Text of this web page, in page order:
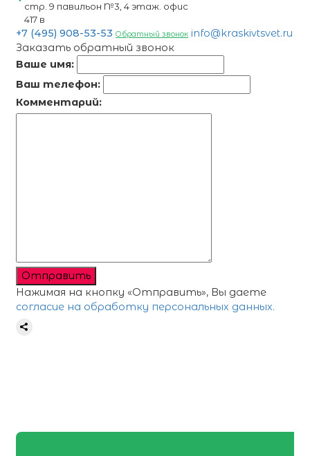
стр. 9 павильон №3, 4 этаж. офис
417 в
+7 (495) 908-53-53 Обратный звонок info@kraskivtsvet.ru
Заказать обратный звонок
Ваше имя:
Ваш телефон:
Комментарий:
Отправить
Нажимая на кнопку «Отправить», Вы даете
согласие на обработку персональных данных.